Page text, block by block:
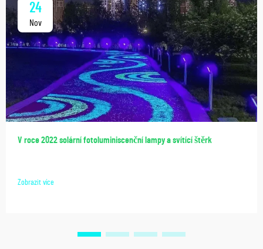
24
Nov
V roce 2022 solární fotoluminiscenční lampy a svítící štěrk
Zobrazit více